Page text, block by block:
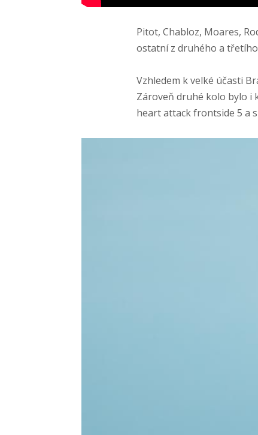
Pitot, Chabloz, Moares,
ostatní z druhého a
Vzhledem k velké účasti
Zároveň druhé kolo bylo i
heart attack frontside 5 a